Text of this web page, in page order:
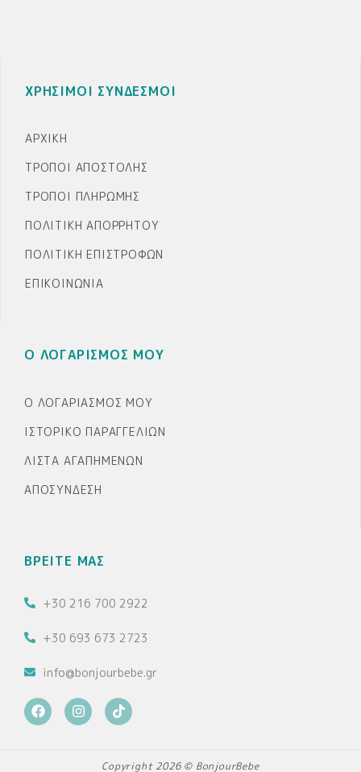
ΧΡΗΣΙΜΟΙ ΣΥΝΔΕΣΜΟΙ
ΑΡΧΙΚΉ
ΤΡΌΠΟΙ ΑΠΟΣΤΟΛΉΣ
ΤΡΌΠΟΙ ΠΛΗΡΩΜΉΣ
ΠΟΛΙΤΙΚΉ ΑΠΟΡΡΉΤΟΥ
ΠΟΛΙΤΙΚΉ ΕΠΙΣΤΡΟΦΏΝ
ΕΠΙΚΟΙΝΩΝΊΑ
Ο ΛΟΓΑΡΙΣΜΟΣ ΜΟΥ
Ο ΛΟΓΑΡΙΑΣΜΌΣ ΜΟΥ
ΙΣΤΟΡΙΚΌ ΠΑΡΑΓΓΕΛΙΏΝ
ΛΊΣΤΑ ΑΓΑΠΗΜΈΝΩΝ
ΑΠΟΣΎΝΔΕΣΗ
ΒΡΕΙΤΕ ΜΑΣ
+30 216 700 2922
+30 693 673 2723
info@bonjourbebe.gr
F
a
c
I
n
s
T
i
k
Copyright 2026 © BonjourBebe